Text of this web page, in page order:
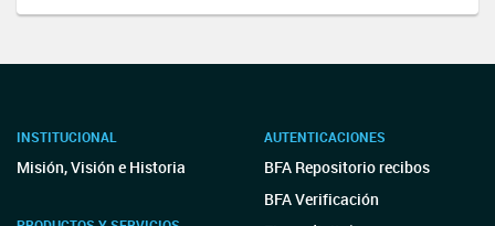
INSTITUCIONAL
Misión, Visión e Historia
AUTENTICACIONES
BFA Repositorio recibos
BFA Verificación